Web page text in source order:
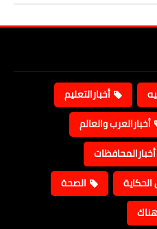
أخبارالتعليم
أخبارالعرب والعالم
أخبارالمحافظات
الصحة